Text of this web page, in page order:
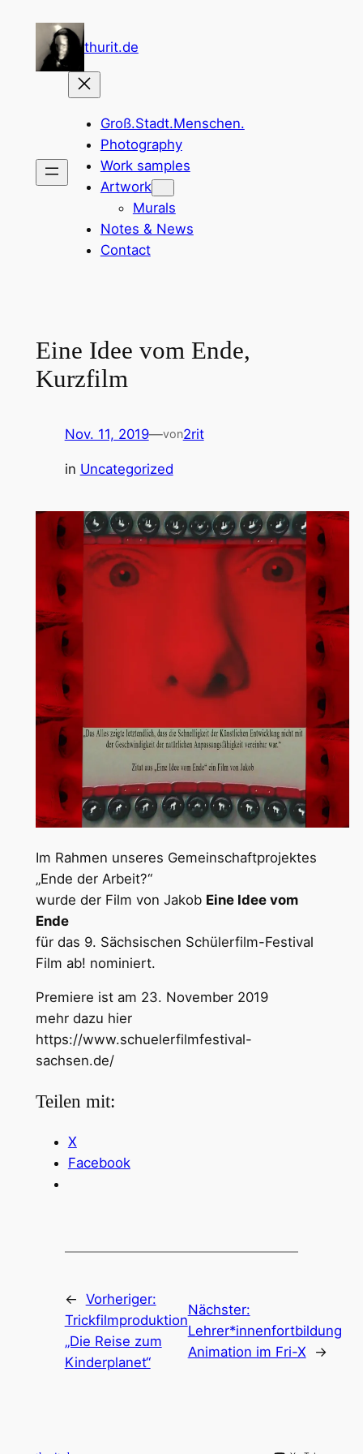
springen
thurit.de
Groß.Stadt.Menschen.
Photography
Work samples
Artwork
Murals
Notes & News
Contact
Eine Idee vom Ende,
Kurzfilm
Nov. 11, 2019—von2rit
in Uncategorized
Im Rahmen unseres Gemeinschaftprojektes
„Ende der Arbeit?“
wurde der Film von Jakob Eine Idee vom
Ende
für das 9. Sächsischen Schülerfilm-Festival
Film ab! nominiert.
Premiere ist am 23. November 2019
mehr dazu hier
https://www.schuelerfilmfestival-
sachsen.de/
Teilen mit:
X
Facebook
← Vorheriger:
Trickfilmproduktion
„Die Reise zum
Kinderplanet“
Nächster:
Lehrer*innenfortbildung
Animation im Fri-X
→